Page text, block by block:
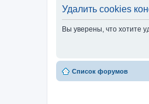
Удалить cookies
Вы уверены, что хотите
Список форумов